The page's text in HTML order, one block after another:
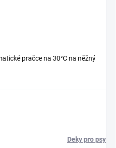
pračce na 30°C na něžný
Deky pro psy